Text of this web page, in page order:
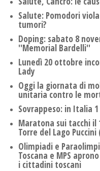
Salute: Pomodori
tumori?
Doping: sabato 8
''Memorial Bardelli''
Lunedì 20 ottobre
Lady
Oggi la giornata di
unitaria contro le
Sovrappeso: in Italia
Maratona sui tacchi il
Torre del Lago Puccini
Olimpiadi e
Toscana e MPS
i cittadini toscani